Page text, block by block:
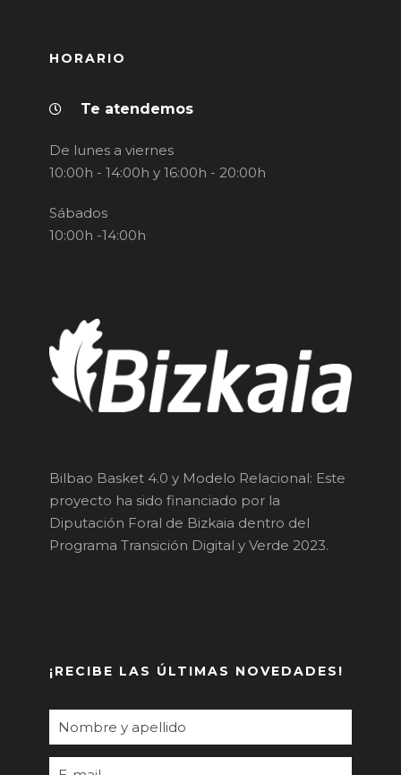
HORARIO
Te atendemos
De lunes a viernes
10:00h - 14:00h y 16:00h - 20:00h
Sábados
10:00h -14:00h
Bilbao Basket 4.0 y Modelo Relacional: Este
proyecto ha sido financiado por la
Diputación Foral de Bizkaia dentro del
Programa Transición Digital y Verde 2023.
¡RECIBE LAS ÚLTIMAS NOVEDADES!